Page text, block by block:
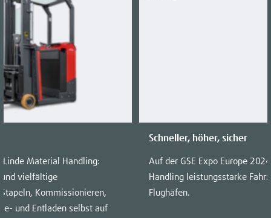
Linde Material Handling:
vielfältige
Kommissionieren,
und Entladen selbst auf
Schneller, höher, sicher
Auf der GSE Expo Europe
Handling leistungsstarke
Flughäfen.